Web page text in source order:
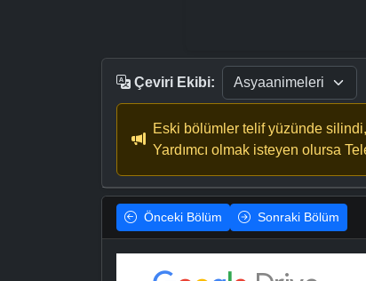
Çeviri Ekibi:
Eski bölümler telif yüzünde
Yardımcı olmak isteyen olursa
Önceki Bölüm Sonraki Bölüm